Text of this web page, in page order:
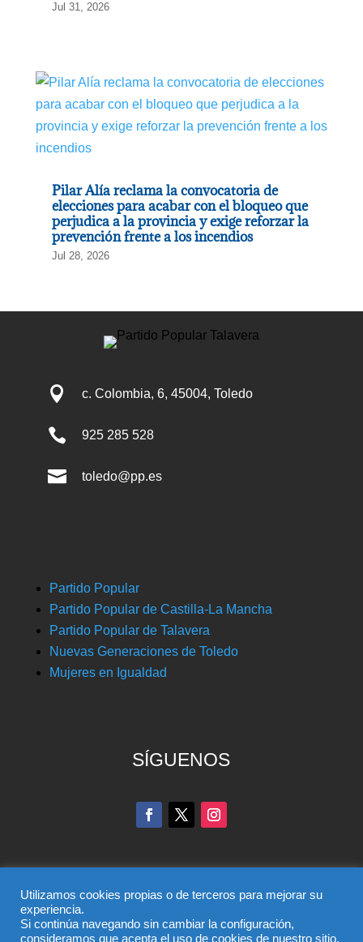
Jul 31, 2026
Pilar Alía reclama la convocatoria de
elecciones para acabar con el bloqueo que
perjudica a la provincia y exige reforzar la
prevención frente a los incendios
Jul 28, 2026
 c. Colombia, 6, 45004, Toledo
 925 285 528
 toledo@pp.es
Partido Popular
Partido Popular de Castilla-La Mancha
Partido Popular de Talavera
Nuevas Generaciones de Toledo
Mujeres en Igualdad
SÍGUENOS
© Partido Popular de Toledo – C/ Colombia, 6, 45004,
Utilizamos cookies propias o de terceros para mejorar su
experiencia.
Si continúa navegando sin cambiar la configuración,
consideramos que acepta el uso de cookies de nuestro sitio.